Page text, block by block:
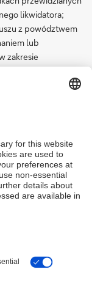
likwidatora;
z powództwem
lub
zakresie
Finansowego o
odkupywania
uczestników z
przez